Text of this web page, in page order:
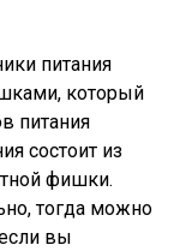
питания
который
питания
состоит из
фишки.
тогда можно
вы